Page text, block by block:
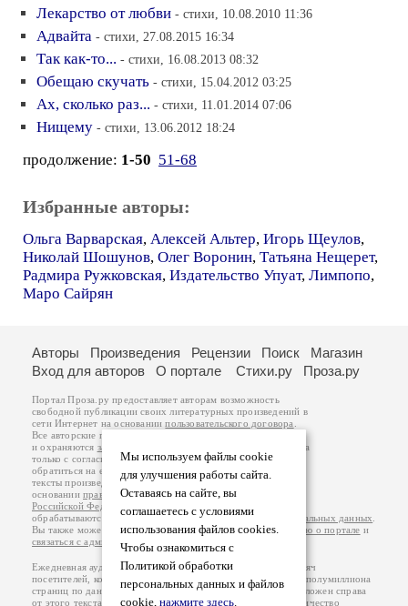
Лекарство от любви - стихи, 10.08.2010 11:36
Адвайта - стихи, 27.08.2015 16:34
Так как-то... - стихи, 16.08.2013 08:32
Обещаю скучать - стихи, 15.04.2012 03:25
Ах, сколько раз... - стихи, 11.01.2014 07:06
Нищему - стихи, 13.06.2012 18:24
продолжение: 1-50 51-68
Избранные авторы:
Ольга Варварская, Алексей Альтер, Игорь Щеулов,
Николай Шошунов, Олег Воронин, Татьяна Нещерет,
Радмира Ружковская, Издательство Упуат, Лимпопо,
Маро Сайрян
Мы используем файлы cookie
для улучшения работы сайта.
Оставаясь на сайте, вы
соглашаетесь с условиями
использования файлов cookies.
Чтобы ознакомиться с
Политикой обработки
персональных данных и файлов
cookie, нажмите здесь.
Авторы Произведения Рецензии Поиск
Магазин
Вход для авторов
О портале Стихи.ру Проза.ру
Портал Проза.ру предоставляет авторам возможность
свободной публикации своих литературных произведений в
сети Интернет на основаниипользовательского договора
Все авторские права на произведения принадлежат авторам
и охраняются законом
. Перепечатка произведений возможна
только с согласия его автора, к которому вы можете
обратиться на его авторской странице. Ответственность за
тексты произведений авторы несут самостоятельно на
основанииправил публикацииизаконодательства
Российской Федерации
обрабатываются на основанииПолитики обработки персональных данных
Вы также можете посмотреть более подробнуюинформацию о портале и
связаться с администрацией
Ежедневная аудитория портала Проза.ру – порядка 100 тысяч
посетителей, которые в общей сумме просматривают более полумиллиона
страниц по данным счетчика посещаемости, который расположен справа
от этого текста. В каждой графе указано по две цифры: количество